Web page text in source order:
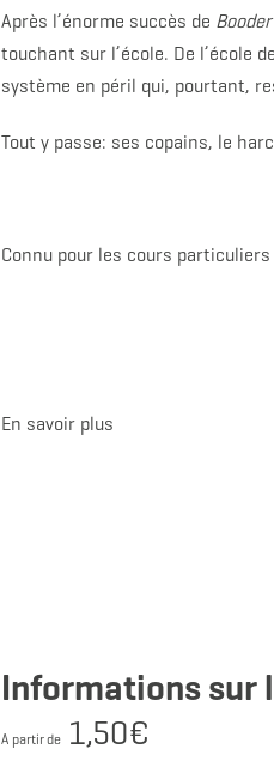
Après l’énorme succès de
touchant sur l’école. De l’école
système en péril qui, pourtant,
Tout y passe: ses copains, le
Connu pour les cours
En savoir plus
Informations sur
A partir de 1,50€